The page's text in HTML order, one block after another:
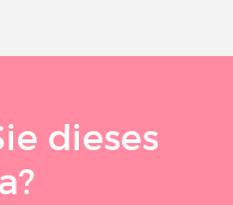
dieses